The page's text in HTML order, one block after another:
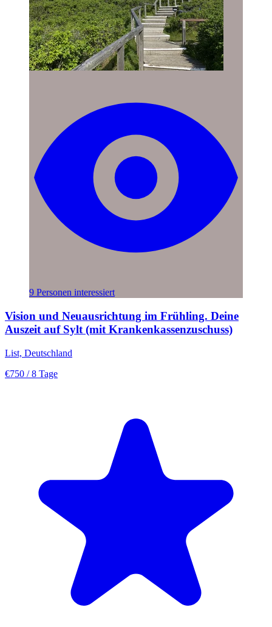
9 Personen interessiert
Vision und Neuausrichtung im Frühling. Deine
Auszeit auf Sylt (mit Krankenkassenzuschuss)
List, Deutschland
€750 / 8 Tage